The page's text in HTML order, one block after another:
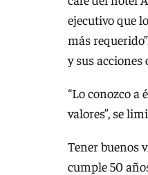
ejecutivo que
más
y sus
“Lo conozco a
valores”, se
Tener buenos
cumple 50